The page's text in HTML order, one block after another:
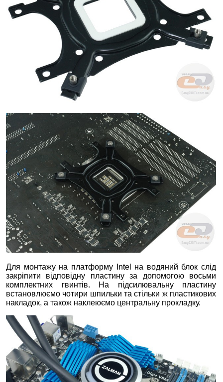
Для монтажу на платформу Intel на водяний блок слід
закріпити відповідну пластину за допомогою восьми
комплектних гвинтів. На підсилювальну пластину
встановлюємо чотири шпильки та стільки ж пластикових
накладок, а також наклеюємо центральну прокладку.